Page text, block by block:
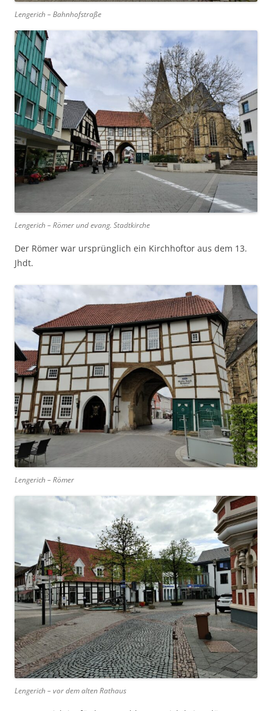
Lengerich – Bahnhofstraße
Lengerich – Römer und evang. Stadtkirche
Der Römer war ursprünglich ein Kirchhoftor aus dem 13.
Jhdt.
Lengerich – Römer
Lengerich – vor dem alten Rathaus